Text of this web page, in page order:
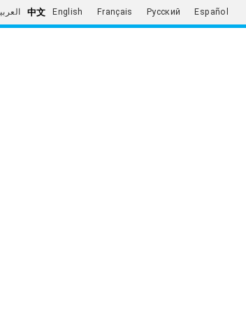
中文 English Français Русский Español